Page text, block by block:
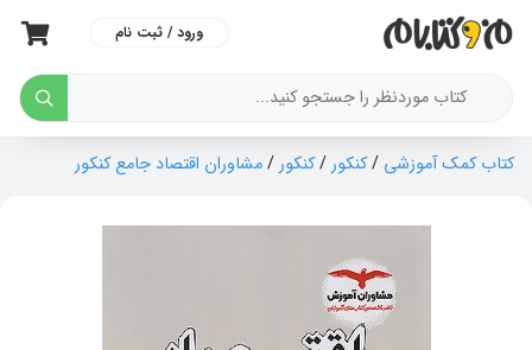
ورود / ثبت نام
کتاب کمک آموزشی /کنکور/کنکور/مشاوران اقتصاد جامع کنکور